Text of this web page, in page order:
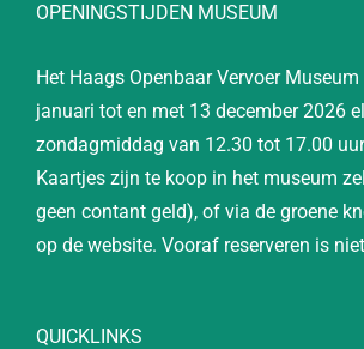
OPENINGSTIJDEN MUSEUM
Het Haags Openbaar Vervoer
januari tot en met 13 december 2026
zondagmiddag van 12.30 tot 17.00
Kaartjes zijn te koop in het museum
geen contant geld), of via de groene
op de website. Vooraf reserveren is
QUICKLINKS